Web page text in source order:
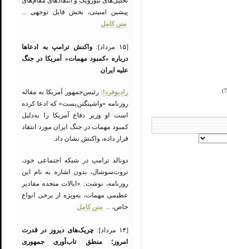
پیشین امنیتی، بخش قابل توجهی ...
متن کامل
[۱۵ مرداد]:
واکنش ترامپ به ادعاها
درباره «کمبود مهمات» آمریکا در جنگ
علیه ایران
رادیوفردا : رئیس‌جمهور آمریکا به مقاله
روزنامه «واشینگتن‌پست» که ادعا کرده
است او وزیر دفاع آمریکا را به‌دلیل
کمبود مهمات در جنگ ایران مورد انتقاد
قرار داده، واکنش نشان داد.
دونالد ترامپ در شبکه اجتماعی خود،
تروث‌سوشال، بدون اشاره به نام این
روزنامه، نوشت: «ایالات متحده مقادیر
عظیمی مهمات، به‌ویژه از برخی انواع
خاص، ... متن کامل
[۱۴ مرداد]:
چریک‌های دیروز در قدرت
امروز؛ منطق تاب‌آوری جمهوری